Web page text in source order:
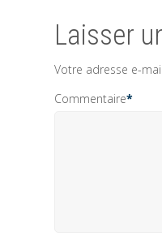
Laisser
Votre adresse e-
Commentaire*